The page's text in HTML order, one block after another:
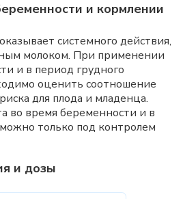
и кормлении
системного действия,
молоком. При применении
и в период грудного
оценить соотношение
для плода и младенца.
во время беременности и в
только под контролем
и дозы